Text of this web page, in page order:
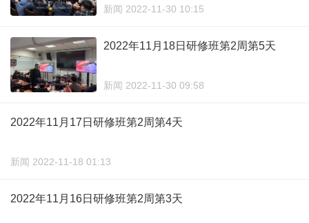
新闻 2022-11-30 10:15
2022年11月18日研修班第2周第5天
新闻 2022-11-30 09:58
2022年11月17日研修班第2周第4天
新闻 2022-11-18 01:13
2022年11月16日研修班第2周第3天